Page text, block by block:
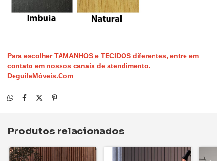
Para escolherTAMANHOS e TECIDOS diferentes, entre em
contato em nossos canais de atendimento.
DeguileMóveis.Com
Produtos relacionados